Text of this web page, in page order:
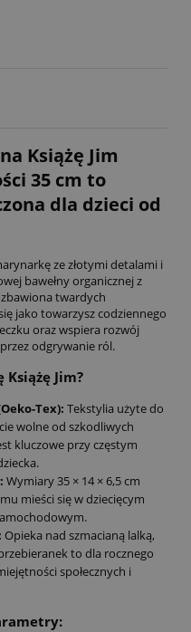
Książę Jim
35 cm to
dla dzieci od
ze złotymi detalami i
bawełny organicznej z
twardych
jako towarzysz codziennego
oraz wspiera rozwój
odgrywanie ról.
Jim?
Tex): Tekstylia użyte do
wolne od szkodliwych
kluczowe przy częstym
Wymiary 35 × 14 × 6,5 cm
mieści się w dziecięcym
Opieka nad szmacianą lalką,
to dla rocznego
społecznych i